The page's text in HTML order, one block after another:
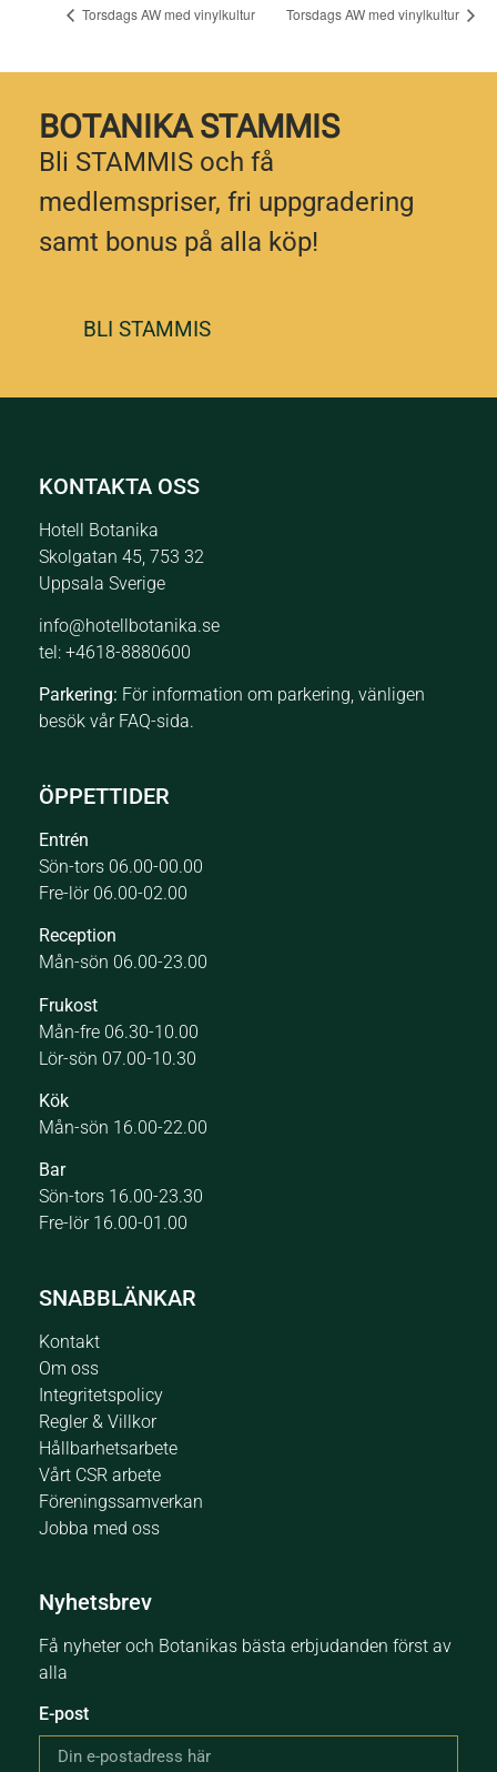
Torsdags AW med vinylkultur Torsdags AW med vinylkultur
BOTANIKA STAMMIS
Bli STAMMIS och få
medlemspriser, fri uppgradering
samt bonus på alla köp!
BLI STAMMIS
KONTAKTA OSS
Hotell Botanika
Skolgatan 45, 753 32
Uppsala Sverige
info@hotellbotanika.se
tel: +4618-8880600
Parkering: För information om parkering, vänligen
besök vår FAQ-sida.
ÖPPETTIDER
Entrén
Sön-tors 06.00-00.00
Fre-lör 06.00-02.00
Reception
Mån-sön 06.00-23.00
Frukost
Mån-fre 06.30-10.00
Lör-sön 07.00-10.30
Kök
Mån-sön 16.00-22.00
Bar
Sön-tors 16.00-23.30
Fre-lör 16.00-01.00
SNABBLÄNKAR
Kontakt
Om oss
Integritetspolicy
Regler & Villkor
Hållbarhetsarbete
Vårt CSR arbete
Föreningssamverkan
Jobba med oss
Nyhetsbrev
Få nyheter och Botanikas bästa erbjudanden först av
alla
E-post